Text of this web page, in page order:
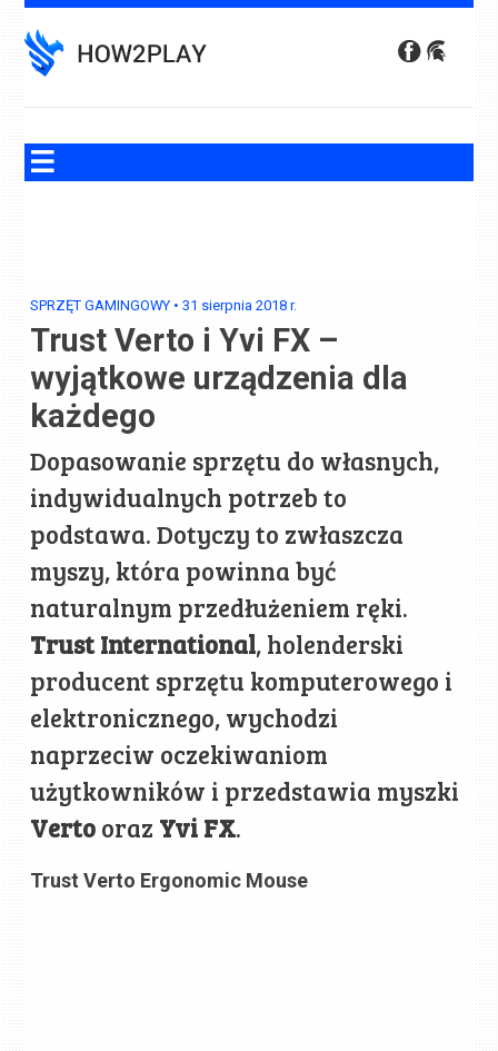
to
content
SPRZĘT GAMINGOWY •31 sierpnia 2018 r.
Trust Verto i Yvi FX –
wyjątkowe urządzenia dla
każdego
Dopasowanie sprzętu do własnych,
indywidualnych potrzeb to
podstawa. Dotyczy to zwłaszcza
myszy, która powinna być
naturalnym przedłużeniem ręki.
Trust International, holenderski
producent sprzętu komputerowego i
elektronicznego, wychodzi
naprzeciw oczekiwaniom
użytkowników i przedstawia myszki
Verto oraz Yvi FX.
Trust Verto Ergonomic Mouse